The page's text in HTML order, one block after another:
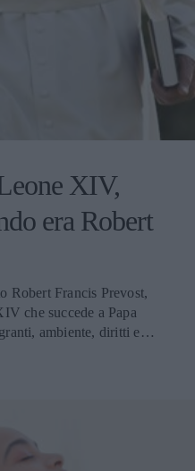
XIV,
era Robert
Robert Francis Prevost,
che succede a Papa
ambiente, diritti e